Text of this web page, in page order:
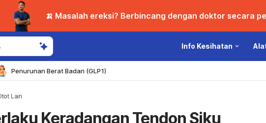
🍌 Masalah ereksi? Berbincang dengan doktor secara
Info Kesihatan
Penurunan Berat Badan (GLP1)
Lain
Keradangan Tendon Siku